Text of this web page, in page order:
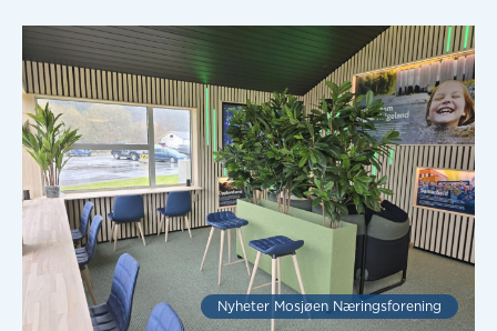
Nyheter Mosjøen Næringsforening